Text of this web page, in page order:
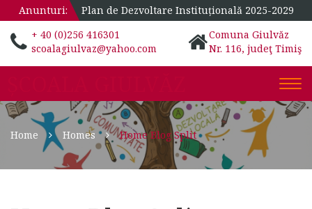
Anunturi:
Plan de Dezvoltare Instituțională 2025-2029
+ 40 (0)256 416301
scoalagiulvaz@yahoo.com
Comuna Giulvăz
Nr. 116, judeţ Timiş
Home Homes Home Blog Split